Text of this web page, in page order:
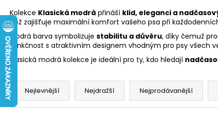
Kolekce Klasická modrá přináší klid, eleganci a
což zajišťuje maximální komfort vašeho psa při
Modrá barva symbolizuje stabilitu a důvěru, díky čemuž
funkčnost s atraktivním designem vhodným pro psy všech
Klasická modrá kolekce je ideální pro ty, kdo hledají
Ř
a
z
Nejlevnější Nejdražší Nejprodávanější